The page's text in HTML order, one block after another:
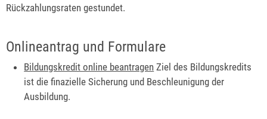
Rückzahlungsraten gestundet.
Onlineantrag und Formulare
Bildungskredit online beantragen Ziel des Bildungskredits
ist die finazielle Sicherung und Beschleunigung der
Ausbildung.